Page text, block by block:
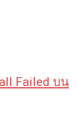
Failed บน